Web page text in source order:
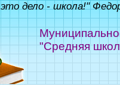
"Средняя
дело - школа!"